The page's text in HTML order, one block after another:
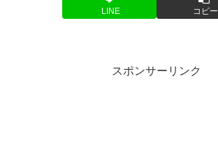
LINE コピー
スポンサーリンク